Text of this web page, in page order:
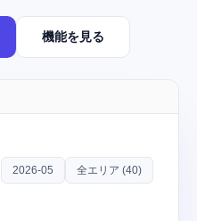
機能を見る
2026-05 全エリア (40)